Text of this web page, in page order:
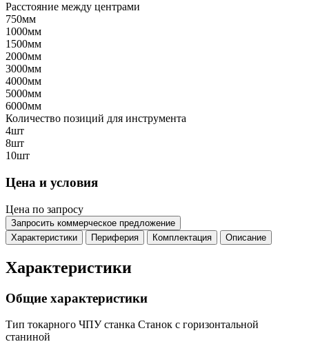
Расстояние между центрами
750мм
1000мм
1500мм
2000мм
3000мм
4000мм
5000мм
6000мм
Количество позиций для инструмента
4шт
8шт
10шт
Цена и условия
Цена по запросу
Запросить коммерческое предложение
Характеристики
Периферия Комплектация Описание
Характеристики
Общие характеристики
Тип токарного ЧПУ станка Станок с горизонтальной
станиной